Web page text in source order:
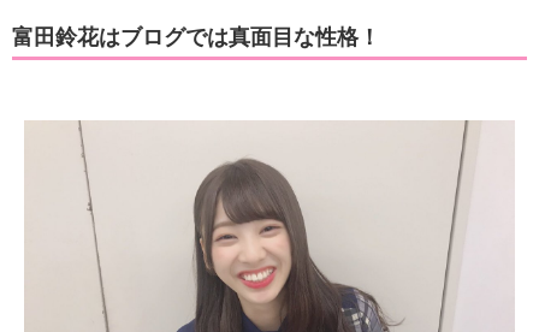
富田鈴花はブログでは真面目な性格！